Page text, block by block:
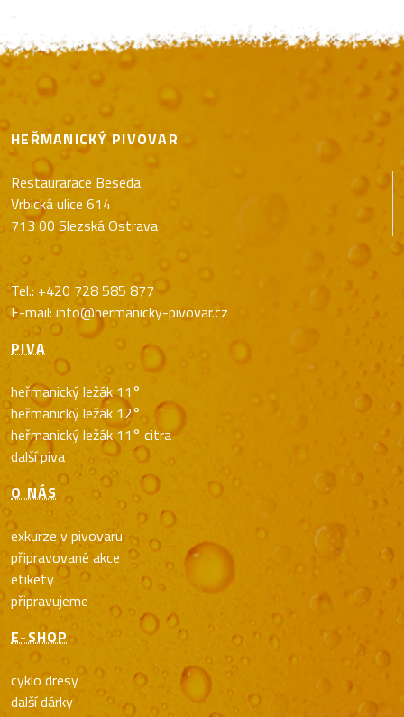
HEŘMANICKÝ PIVOVAR
Restaurarace Beseda
Vrbická ulice 614
713 00 Slezská Ostrava
Tel.: +420 728 585 877
E-mail: info@hermanicky-pivovar.cz
PIVA
heřmanický ležák 11°
heřmanický ležák 12°
heřmanický ležák 11° citra
další piva
O NÁS
exkurze v pivovaru
připravované akce
etikety
připravujeme
E-SHOP
cyklo dresy
další dárky